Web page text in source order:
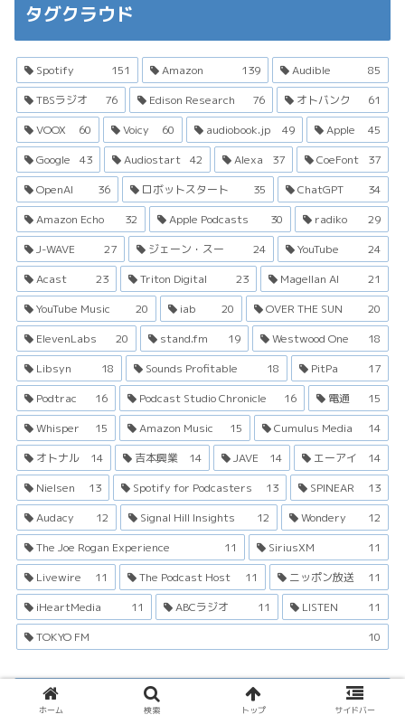
タグクラウド
Spotify 151 Amazon 139 Audible
85
TBSラジオ
76 Edison Research 76 オトバンク
61
VOOX
60 Voicy 60 audiobook.jp 49 Apple
45
Google
43 Audiostart 42 Alexa 37 CoeFont
37
OpenAI
36 ロボットスタート 35 ChatGPT
34
Amazon Echo
32 Apple Podcasts 30 radiko
29
J-WAVE
27 ジェーン・スー 24 YouTube
24
Acast
23 Triton Digital 23 Magellan AI
21
YouTube Music
20 iab 20 OVER THE SUN
20
ElevenLabs
20 stand.fm 19 Westwood One
18
Libsyn
18 Sounds Profitable 18 PitPa
17
Podtrac
16 Podcast Studio Chronicle 16 電通
15
Whisper
15 Amazon Music 15 Cumulus Media
14
オトナル
14 吉本興業 14 JAVE 14 エーアイ
14
Nielsen
13 Spotify for Podcasters 13 SPINEAR
13
Audacy
12 Signal Hill Insights 12 Wondery
12
The Joe Rogan Experience
11 SiriusXM
11
Livewire
11 The Podcast Host 11 ニッポン放送
11
iHeartMedia
11 ABCラジオ 11 LISTEN
11
TOKYO FM
10
インフォメーション
ホーム 検索 トップ サイドバー